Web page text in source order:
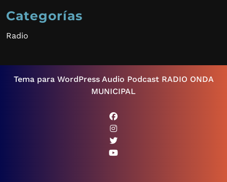
Categorías
Radio
Tema para WordPress Audio PodcastRADIO ONDA
MUNICIPAL